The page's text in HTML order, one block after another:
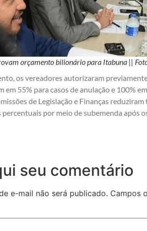
orçamento bilionário para Itabuna ||
os vereadores autorizaram
em 55% para casos de anulação e 100%
de Legislação e Finanças
percentuais por meio de subemenda após
seu comentário
e-mail não será publicado. Campos